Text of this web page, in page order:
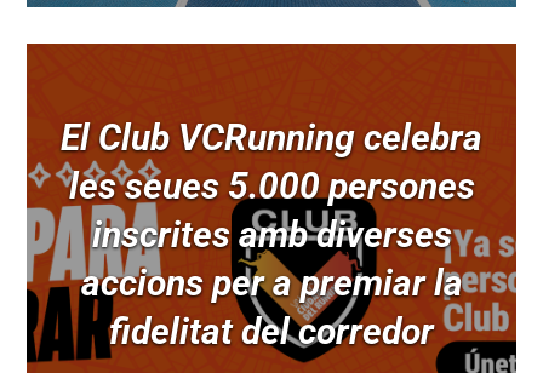
El Club VCRunning celebra
les seues 5.000 persones
inscrites amb diverses
accions per a premiar la
fidelitat del corredor